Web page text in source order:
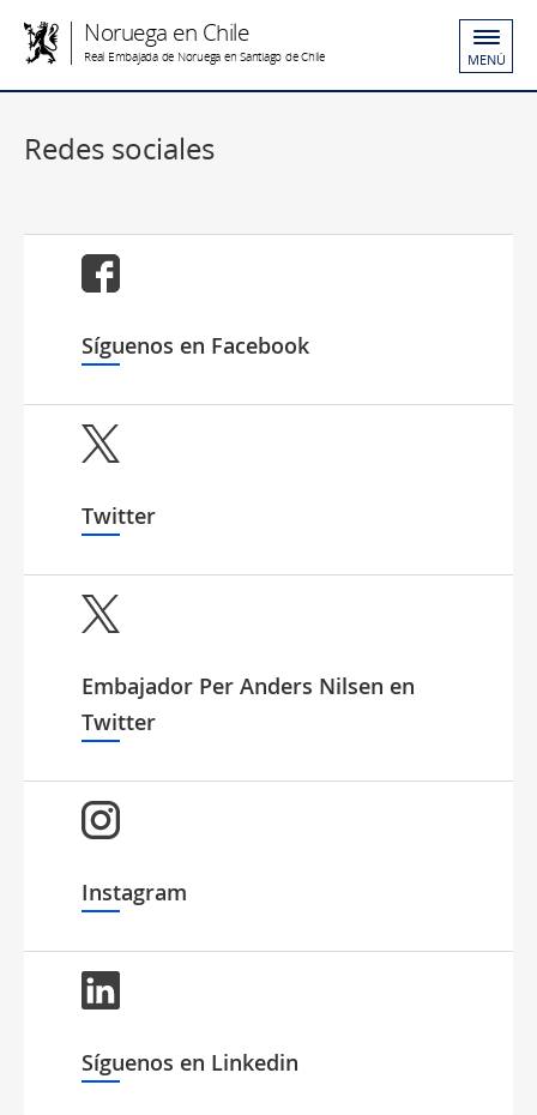
Noruega en Chile
Real Embajada de Noruega en Santiago de Chile MENÚ
Redes sociales
Síguenos en Facebook
Twitter
Embajador Per Anders Nilsen en
Twitter
Instagram
Síguenos en Linkedin